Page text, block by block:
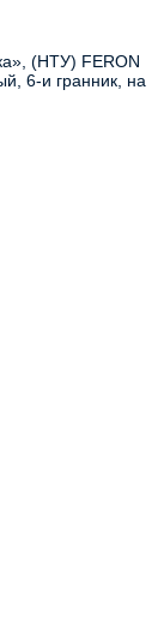
(НТУ) FERON
6-и гранник, на